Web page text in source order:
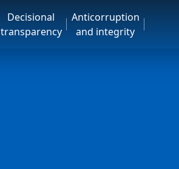
Decisional
transparency
Anticorruption
and integrity